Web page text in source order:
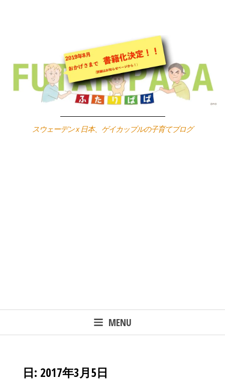
スウェーデン x 日本、ゲイカップルの子育てブログ
MENU
日: 2017年3月5日